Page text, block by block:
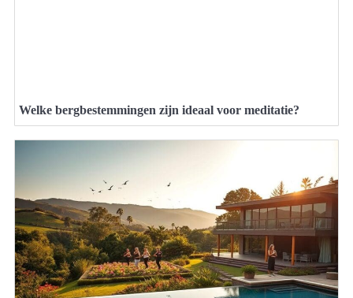
Welke bergbestemmingen zijn ideaal voor meditatie?